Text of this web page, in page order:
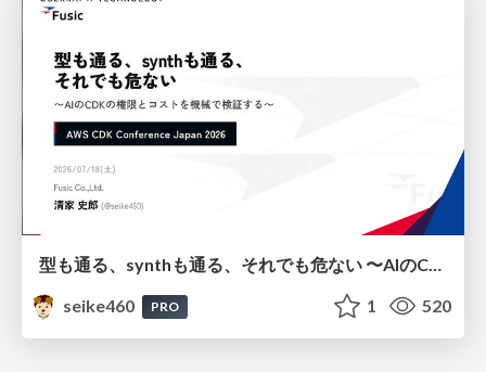
型も通る、synthも通る、それでも危ない 〜AIのCDKの権限とコストを機械で検証する〜 / It Passes Type Checks, It Passes Synth Checks, but It’s Still Risky — Automatically Verifying Permissions and Costs in AI’s CDK —
seike460
PRO 1 520